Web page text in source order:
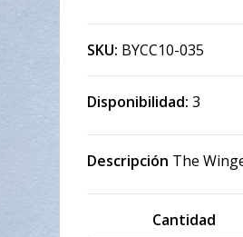
SKU: BYCC10-035
Disponibilidad: 3
Descripción The
Cantidad